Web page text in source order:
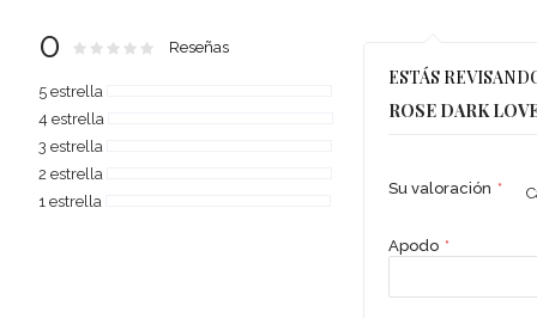
0 Rating: % of100
Reseñas
5 estrella
4 estrella
3 estrella
2 estrella
1 estrella
ESTÁS
ROSE DARK
Su valoración
Apodo